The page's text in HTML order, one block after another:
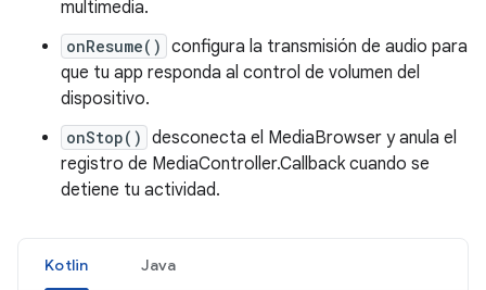
multimedia.
onResume() configura la transmisión de audio para
que tu app responda al control de volumen del
dispositivo.
onStop() desconecta el MediaBrowser y anula el
registro de MediaController.Callback cuando se
detiene tu actividad.
Kotlin Java